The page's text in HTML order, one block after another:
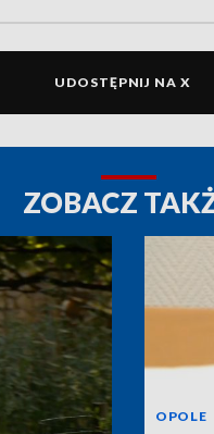
UDOSTĘPNIJ NA X
ZOBACZ
OPOLE